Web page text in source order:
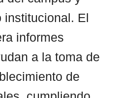
institucional. El
informes
a la toma de
de